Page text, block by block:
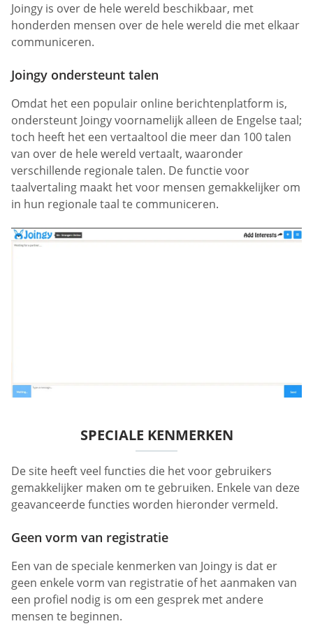
Joingy is over de hele wereld beschikbaar, met
honderden mensen over de hele wereld die met elkaar
communiceren.
Joingy ondersteunt talen
Omdat het een populair online berichtenplatform is,
ondersteunt Joingy voornamelijk alleen de Engelse taal;
toch heeft het een vertaaltool die meer dan 100 talen
van over de hele wereld vertaalt, waaronder
verschillende regionale talen. De functie voor
taalvertaling maakt het voor mensen gemakkelijker om
in hun regionale taal te communiceren.
SPECIALE KENMERKEN
De site heeft veel functies die het voor gebruikers
gemakkelijker maken om te gebruiken. Enkele van deze
geavanceerde functies worden hieronder vermeld.
Geen vorm van registratie
Een van de speciale kenmerken van Joingy is dat er
geen enkele vorm van registratie of het aanmaken van
een profiel nodig is om een gesprek met andere
mensen te beginnen.